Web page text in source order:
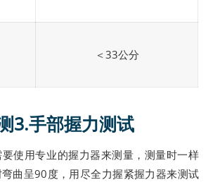
＜33公分
3.手部握力测试
使用专业的握力器来测量，测量时一样
曲呈90度，用尽全力握紧握力器来测试